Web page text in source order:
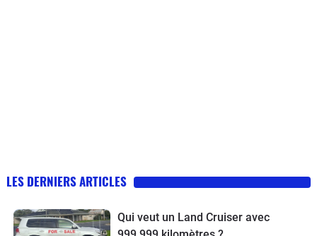
LES DERNIERS ARTICLES
Qui veut un Land Cruiser avec